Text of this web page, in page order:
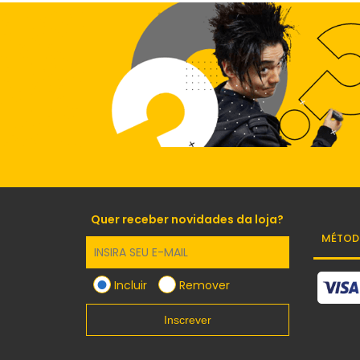
Quer receber novidades da loja?
Incluir Remover
Inscrever